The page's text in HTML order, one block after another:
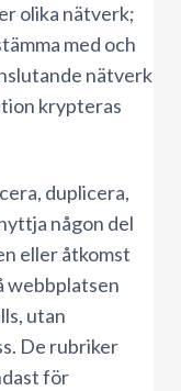
olika nätverk;
med och
nätverk
krypteras
duplicera,
någon del
eller åtkomst
webbplatsen
utan
De rubriker
för